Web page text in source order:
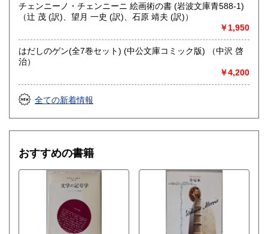
チェンニーノ・チェンニーニ 絵画術の書 (岩波文庫青588-1)
（辻 茂 (訳)、望月 一史 (訳)、石原 靖夫 (訳)）
￥1,950
はだしのゲン(全7巻セット) (中公文庫コミック版) （中沢 啓
治）
￥4,200
全ての新着情報
おすすめの書籍